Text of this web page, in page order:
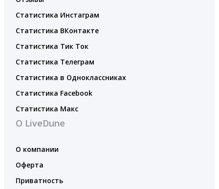
Статистика Инстаграм
Статистика ВКонтакте
Статистика Тик Ток
Статистика Телеграм
Статистика в Одноклассниках
Статистика Facebook
Статистика Макс
О LiveDune
О компании
Оферта
Приватность